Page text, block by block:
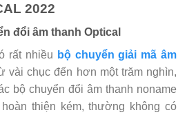
2022
đổi âm thanh Optical
rất nhiều bộ chuyển giải mã âm
vài chục đến hơn một trăm nghìn,
bộ chuyển đổi âm thanh noname
thiện kém, thường không có